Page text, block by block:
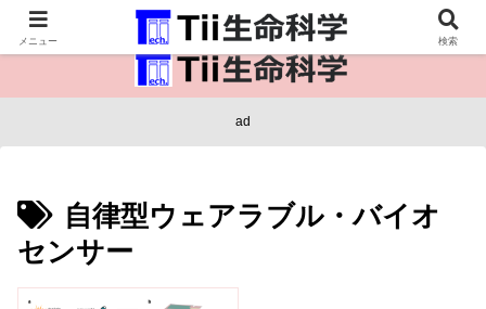
医療保健・生命・生物の情報インフラ。
ad
自律型ウェアラブル・バイオ
センサー
メニュー 検索